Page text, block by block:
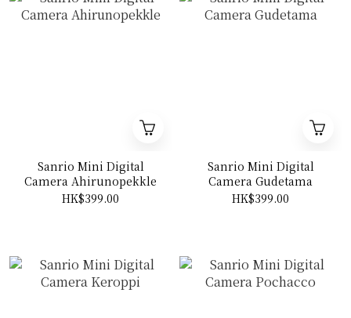
Sanrio Mini Digital
Camera Ahirunopekkle
HK$399.00
Sanrio Mini Digital
Camera Gudetama
HK$399.00